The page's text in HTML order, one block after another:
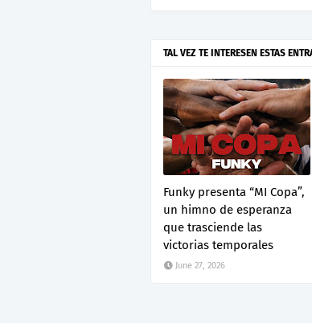
TAL VEZ TE INTERESEN ESTAS
Funky presenta “MI Copa”,
un himno de esperanza
que trasciende las
victorias temporales
June 27, 2026